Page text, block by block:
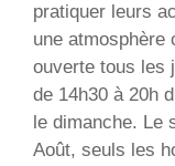
pratiquer leurs
une atmosphère
ouverte tous les
de 14h30 à 20h
le dimanche. Le
Août, seuls les